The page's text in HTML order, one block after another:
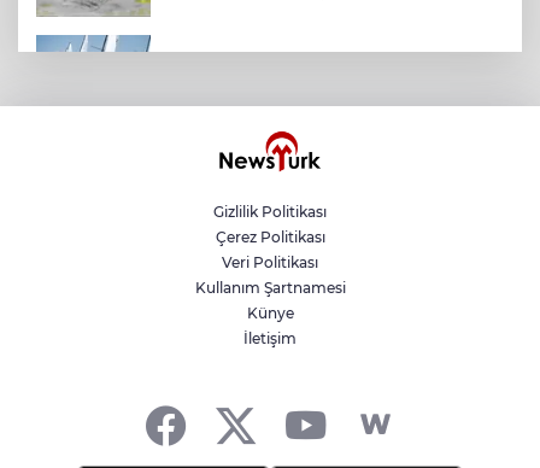
Lukaku Fener’e mi, Beşiktaş’a mı geliyor?
Bakan Göktaş: Terörsüz Türkiye ile barışın
ve istikrarın güçlendiği gelecek
hedefliyoruz
Akın Gürlek: Örgüt silahları bırakacak,
Gizlilik Politikası
Çerez Politikası
Veri Politikası
Kullanım Şartnamesi
Künye
İletişim